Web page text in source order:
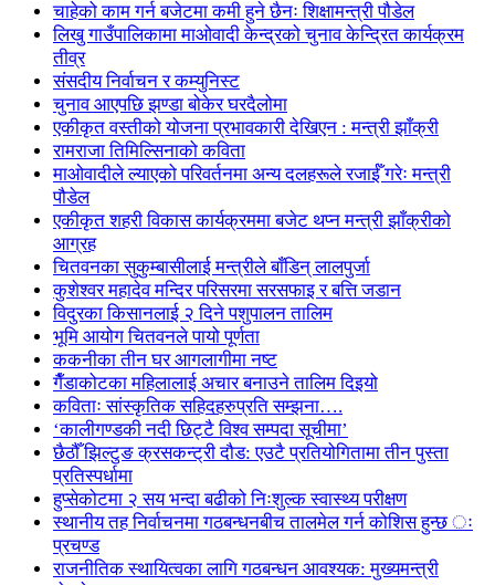
चाहेको काम गर्न बजेटमा कमी हुने छैनः शिक्षामन्त्री पौडेल
लिखु गाउँपालिकामा माओवादी केन्द्रको चुनाव केन्द्रित कार्यक्रम
तीव्र
संसदीय निर्वाचन र कम्युनिस्ट
चुनाव आएपछि झण्डा बोकेर घरदैलोमा
एकीकृत वस्तीको योजना प्रभावकारी देखिएन : मन्त्री झाँक्री
रामराजा तिमिल्सिनाको कविता
माओवादीले ल्याएको परिवर्तनमा अन्य दलहरूले रजाईँ गरेः मन्त्री
पौडेल
एकीकृत शहरी विकास कार्यक्रममा बजेट थप्न मन्त्री झाँक्रीको
आग्रह
चितवनका सुकुम्बासीलाई मन्त्रीले बाँडिन् लालपुर्जा
कुशेश्वर महादेव मन्दिर परिसरमा सरसफाइ र बत्ति जडान
विदुरका किसानलाई २ दिने पशुपालन तालिम
भूमि आयोग चितवनले पायो पूर्णता
ककनीका तीन घर आगलागीमा नष्ट
गैँडाकोटका महिलालाई अचार बनाउने तालिम दिइयो
कविताः सांस्कृतिक सहिदहरुप्रति सम्झना….
‘कालीगण्डकी नदी छिट्टै विश्व सम्पदा सूचीमा’
छैठौँ झिल्टुङ क्रसकन्ट्री दौड: एउटै प्रतियोगितामा तीन पुस्ता
प्रतिस्पर्धामा
हुप्सेकोटमा २ सय भन्दा बढीको निःशुल्क स्वास्थ्य परीक्षण
स्थानीय तह निर्वाचनमा गठबन्धनबीच तालमेल गर्न कोशिस हुन्छ ः
प्रचण्ड
राजनीतिक स्थायित्वका लागि गठबन्धन आवश्यक: मुख्यमन्त्री